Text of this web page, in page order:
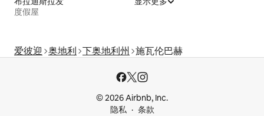
度假屋
爱彼迎 奥地利 下奥地利州 施瓦伦巴赫
© 2026 Airbnb, Inc.
隐私
条款